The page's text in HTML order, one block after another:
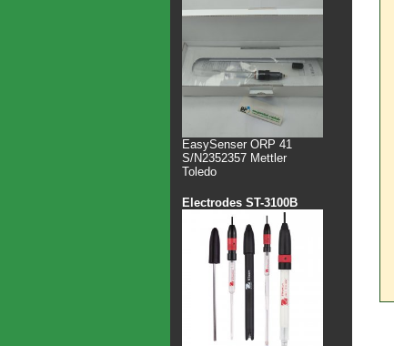
EasySenser ORP 41
S/N2352357 Mettler
Toledo
Electrodes ST-3100B